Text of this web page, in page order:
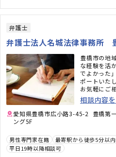
弁護士
弁護士法人名城法律事務所
豊橋市の地
な経験を活
でよかった
ポートいた
お気軽にご
相談内容
愛知県豊橋市広小路3-45-2 豊橋第
ング5F
男性専門家在籍 最寄駅から徒歩5分以内
平日19時以降相談可